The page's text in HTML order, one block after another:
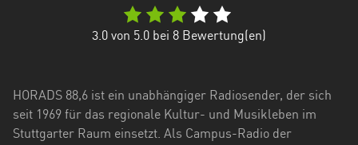
Vorpommern
Niedersachsen
3.0 von 5.0 bei 8 Bewertung(en)
HORADS 88,6 ist ein unabhängiger Radiosender, der sich
seit 1969 für das regionale Kultur- und Musikleben im
Stuttgarter Raum einsetzt. Als Campus-Radio der